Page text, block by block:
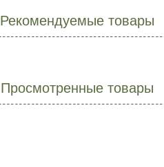
Рекомендуемые товары
Просмотренные товары